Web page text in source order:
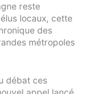
reste
locaux, cette
des
métropoles
débat ces